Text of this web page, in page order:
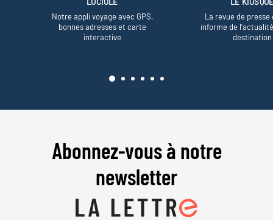
Notre appli voyage avec GPS,
bonnes adresses et carte
interactive
La revue de presse
informe de
destination
Abonnez-vous à notre
newsletter